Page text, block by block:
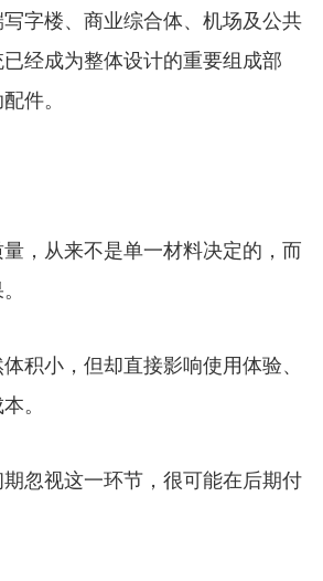
楼、商业综合体、机场及公共
经成为整体设计的重要组成部
件。
从来不是单一材料决定的，而
小，但却直接影响使用体验、
。
视这一环节，很可能在后期付